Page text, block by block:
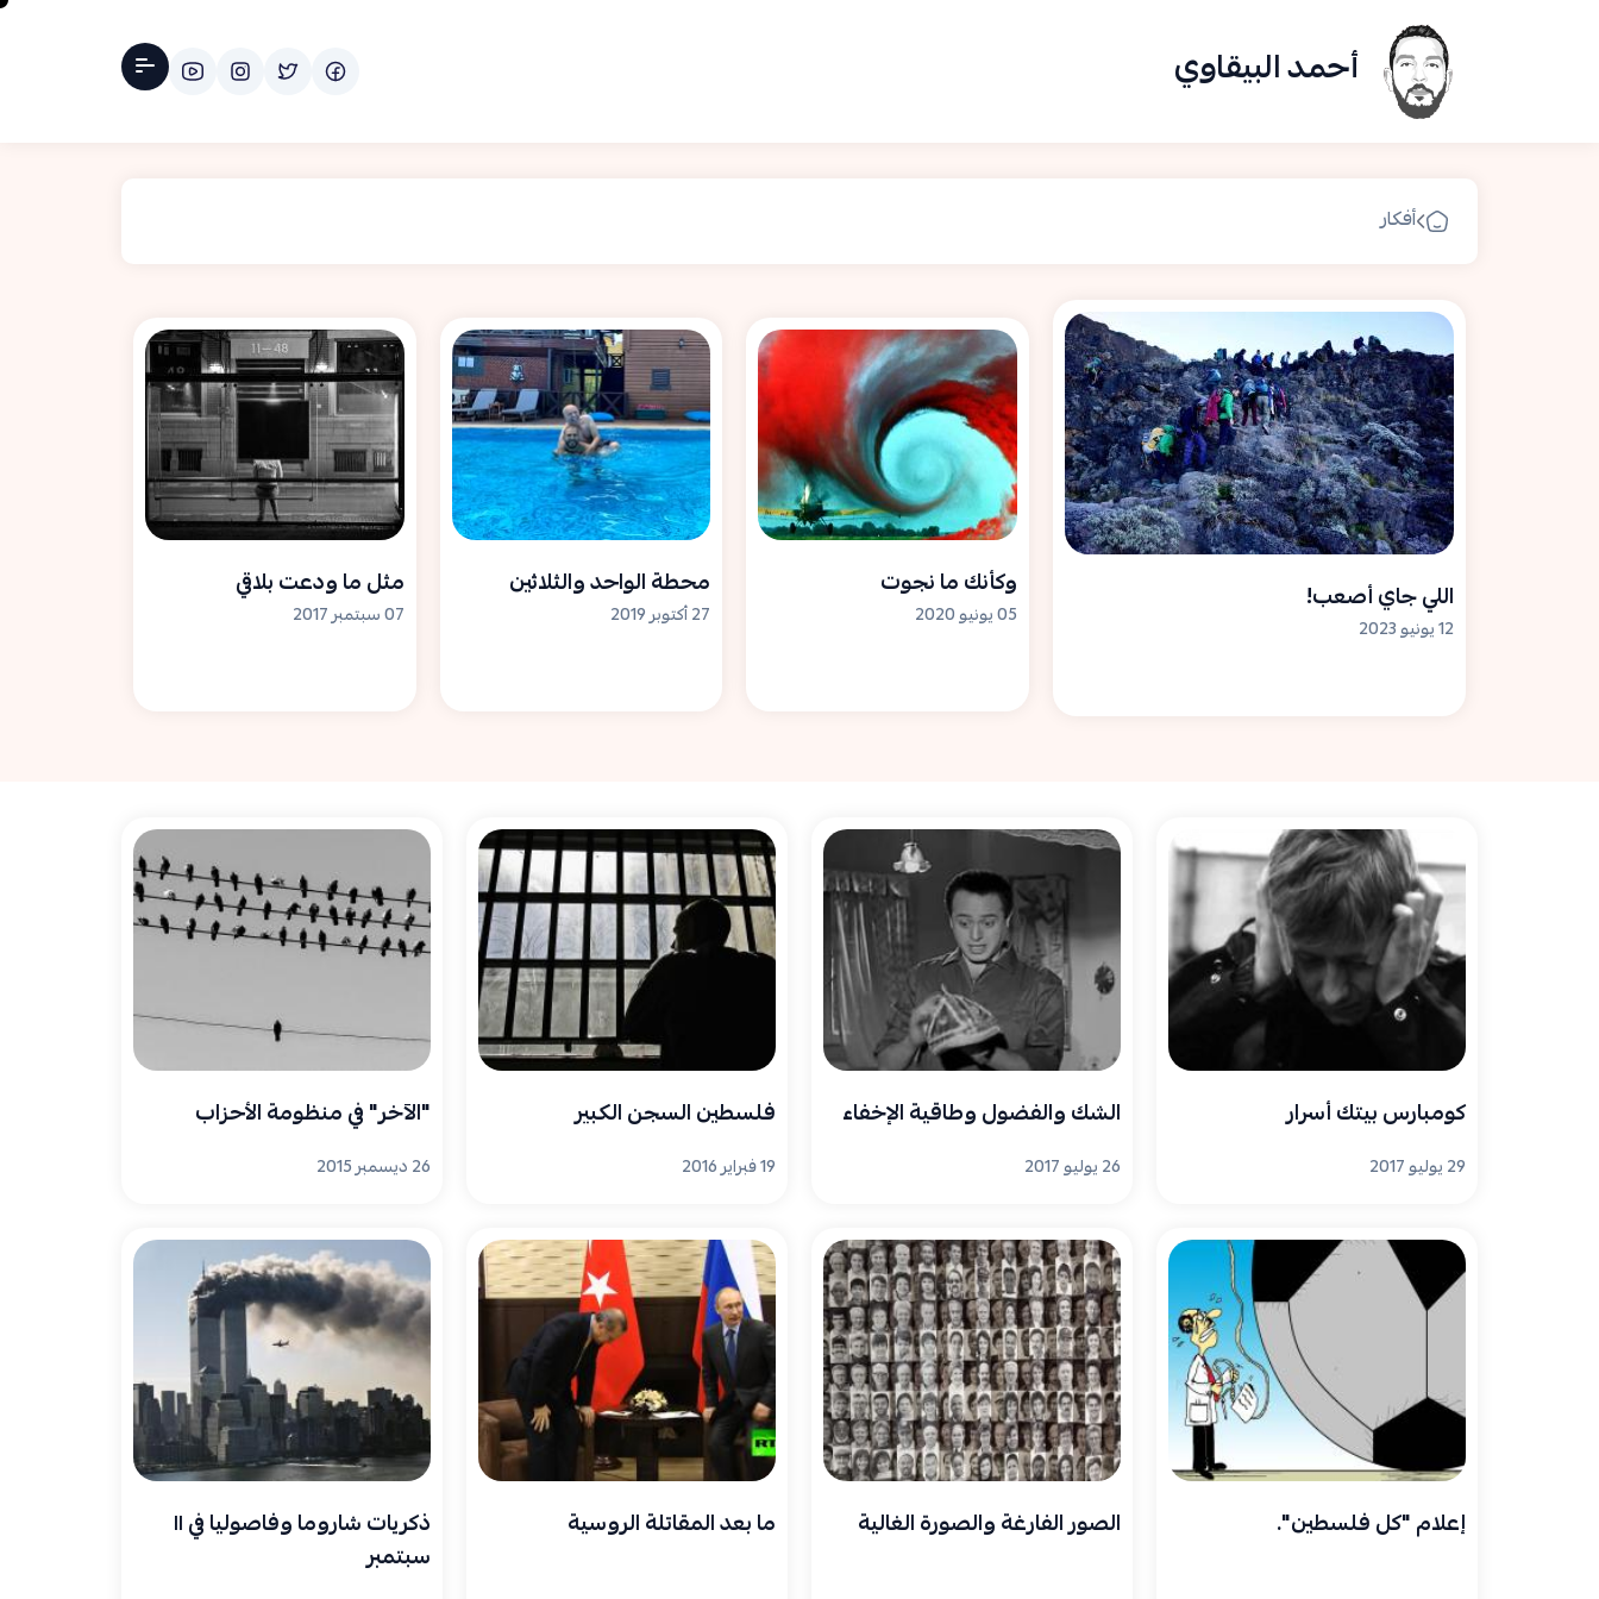
أحمد البيقاوي
أفكار
اللي جاي أصعب!
12 يونيو 2023
وكأنك ما نجوت
05 يونيو 2020
محطة الواحد والثلاثين
27 أكتوبر 2019
مثل ما ودعت بلاقي
07 سبتمبر 2017
كومبارس بيتك أسرار
29 يوليو 2017
الشك والفضول وطاقية الإخفاء
26 يوليو 2017
فلسطين السجن الكبير
19 فبراير 2016
"الآخر" في منظومة الأحزاب
26 ديسمبر 2015
إعلام "كل فلسطين". الصور الفارغة والصورة الغالية ما بعد المقاتلة الروسية
ذكريات شاروما وفاصوليا في ١١
سبتمبر